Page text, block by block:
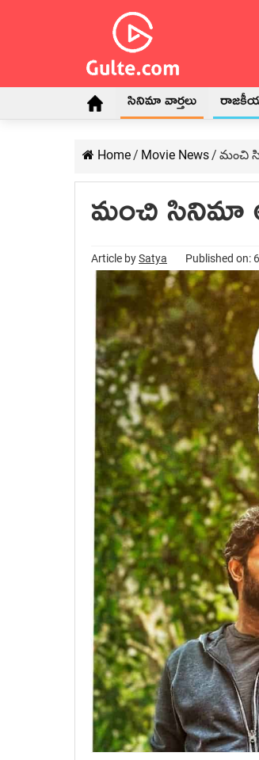
సినిమా వార్తలు రాజకీయ
Home/ Movie News/ మంచి
మంచి సినిమా
Article bySatya Published on: